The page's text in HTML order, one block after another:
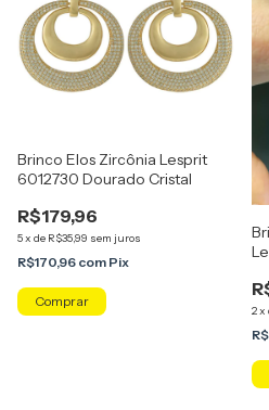
Brinco Elos Zircônia Lesprit
6012730 Dourado Cristal
R$179,96
5x de R$35,99 sem juros
R$170,96 com Pix
2x